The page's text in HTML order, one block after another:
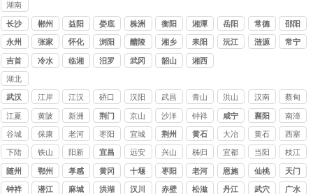
湖南
讨债
公司
长沙 郴州 益阳 娄底 株洲 衡阳 湘潭 岳阳 常德 邵阳
永州
张家
界
怀化 浏阳 醴陵 湘乡 耒阳 沅江 涟源 常宁
吉首
冷水
临湘 汨罗 武冈 韶山 湘西
湖北
讨债
公司
武汉 江岸 江汉 硚口 汉阳 武昌 青山 洪山 汉南 蔡甸
江夏 黄陂 新洲 荆门 京山 沙洋 钟祥 咸宁 襄阳 南漳
谷城 保康
老河
口
枣阳 宜城 荆州 黄石 大冶
黄石
港
西塞
山
下陆 铁山 阳新 宜昌 远安 兴山 秭归 宜都 当阳 枝江
随州 鄂州 孝感 黄冈 十堰 枣阳
老河
口
恩施 仙桃 天门
钟祥 潜江 麻城 洪湖 汉川 赤壁 松滋 丹江 武穴 广水